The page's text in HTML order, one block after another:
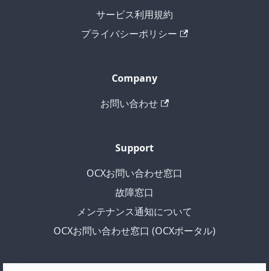
サービス利用規約
プライバシーポリシー
Company
お問い合わせ
Support
OCXお問い合わせ窓口
故障窓口
メンテナンス通知について
OCXお問い合わせ窓口 (OCXポータル)